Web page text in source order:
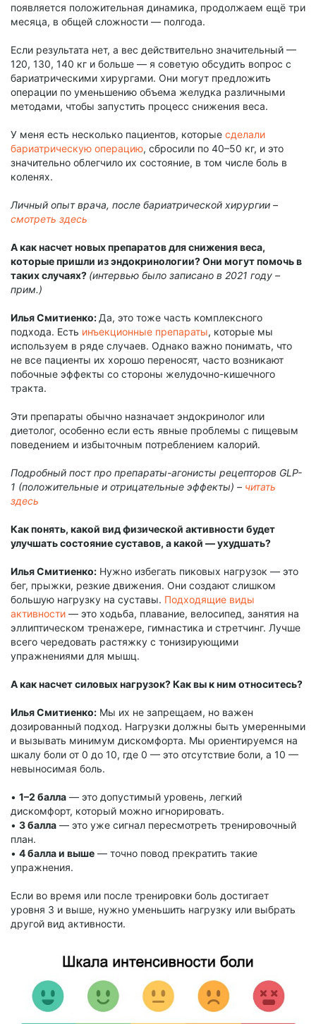
появляется положительная динамика, продолжаем ещё три
месяца, в общей сложности — полгода.
Если результата нет, а вес действительно значительный —
120, 130, 140 кг и больше — я советую обсудить вопрос с
бариатрическими хирургами. Они могут предложить
операции по уменьшению объема желудка различными
методами, чтобы запустить процесс снижения веса.
У меня есть несколько пациентов, которые сделали
бариатрическую операцию, сбросили по 40–50 кг, и это
значительно облегчило их состояние, в том числе боль в
коленях.
Личный опыт врача, после бариатрической хирургии –
смотреть здесь
А как насчет новых препаратов для снижения веса,
которые пришли из эндокринологии? Они могут помочь в
таких случаях? (интервью было записано в 2021 году –
прим.)
Илья Смитиенко: Да, это тоже часть комплексного
подхода. Есть инъекционные препараты, которые мы
используем в ряде случаев. Однако важно понимать, что
не все пациенты их хорошо переносят, часто возникают
побочные эффекты со стороны желудочно-кишечного
тракта.
Эти препараты обычно назначает эндокринолог или
диетолог, особенно если есть явные проблемы с пищевым
поведением и избыточным потреблением калорий.
Подробный пост про препараты-агонисты рецепторов GLP-
1 (положительные и отрицательные эффекты) – читать
здесь
Как понять, какой вид физической активности будет
улучшать состояние суставов, а какой — ухудшать?
Илья Смитиенко: Нужно избегать пиковых нагрузок — это
бег, прыжки, резкие движения. Они создают слишком
большую нагрузку на суставы. Подходящие виды
активности — это ходьба, плавание, велосипед, занятия на
эллиптическом тренажере, гимнастика и стретчинг. Лучше
всего чередовать растяжку с тонизирующими
упражнениями для мышц.
А как насчет силовых нагрузок? Как вы к ним относитесь?
Илья Смитиенко: Мы их не запрещаем, но важен
дозированный подход. Нагрузки должны быть умеренными
и вызывать минимум дискомфорта. Мы ориентируемся на
шкалу боли от 0 до 10, где 0 — это отсутствие боли, а 10 —
невыносимая боль.
• 1–2 балла — это допустимый уровень, легкий
дискомфорт, который можно игнорировать.
• 3 балла — это уже сигнал пересмотреть тренировочный
план.
• 4 балла и выше — точно повод прекратить такие
упражнения.
Если во время или после тренировки боль достигает
уровня 3 и выше, нужно уменьшить нагрузку или выбрать
другой вид активности.